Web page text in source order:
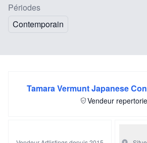
Périodes
Contemporain
Tamara Vermunt Japanese
Vendeur repertorie